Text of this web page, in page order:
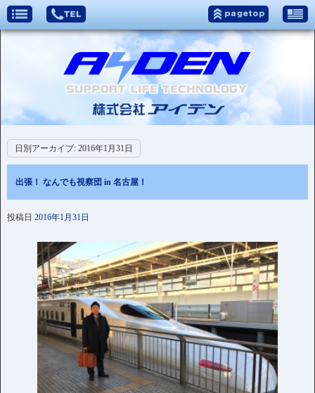
日別アーカイブ: 2016年1月31日
出張！ なんでも視察団 in 名古屋！
投稿日 2016年1月31日